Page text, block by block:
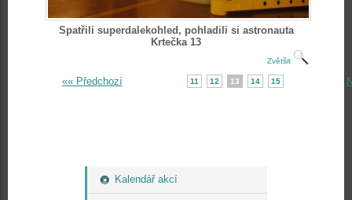
Kalendář akcí
Spatřili superdalekohled, pohladili si astronauta
Krtečka 13
Zvětšit
«« Předchozí 11 12 13 14 15